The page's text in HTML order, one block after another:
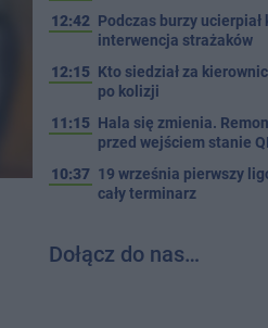
12:42 Podczas burzy ucierpiał
interwencja strażaków
12:15 Kto siedział za
po kolizji
11:15 Hala się zmienia.
przed wejściem stanie
10:37 19 września pierwszy
cały terminarz
Dołącz do nas…